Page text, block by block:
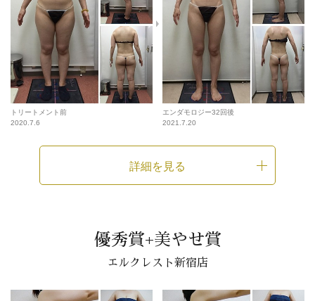
トリートメント前
2020.7.6
エンダモロジー32回後
2021.7.20
詳細を見る
優秀賞+美やせ賞
エルクレスト新宿店